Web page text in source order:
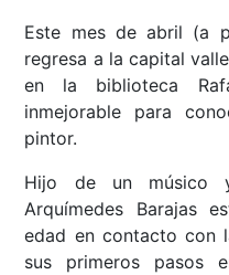
Este mes de abril (a
regresa a la capital
en la biblioteca
inmejorable para
pintor.
Hijo de un músico
Arquímedes Barajas
edad en contacto con
sus primeros pasos